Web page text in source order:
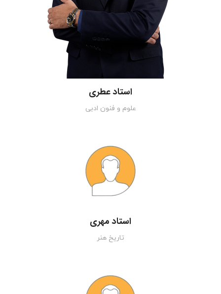
استاد عطری
علوم و فنون ادبی
استاد مهری
تاریخ هنر